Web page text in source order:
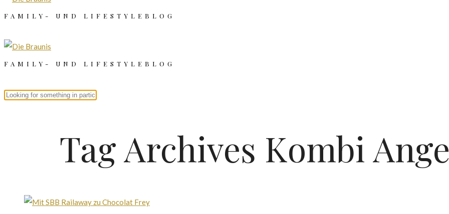
FAMILY- UND LIFESTYLEBLOG
FAMILY- UND LIFESTYLEBLOG
Tag Archives Kombi